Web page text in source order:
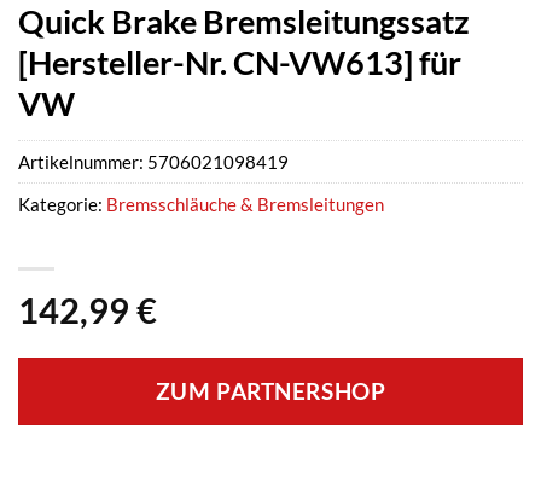
Quick Brake Bremsleitungssatz
[Hersteller-Nr. CN-VW613] für
VW
142,99 €
ZUM PARTNERSHOP
Artikelnummer: 5706021098419
Kategorie: Bremsschläuche & Bremsleitungen